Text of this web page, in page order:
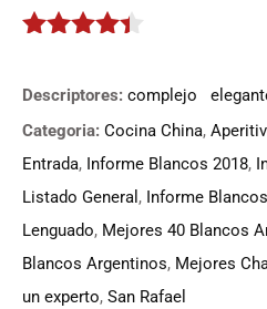
Descriptores: complejo
Categoria: Cocina China,
Entrada, Informe Blancos 2018,
Listado General , Informe
Lenguado, Mejores 40 Blancos
Blancos Argentinos, Mejores
un experto, San Rafael